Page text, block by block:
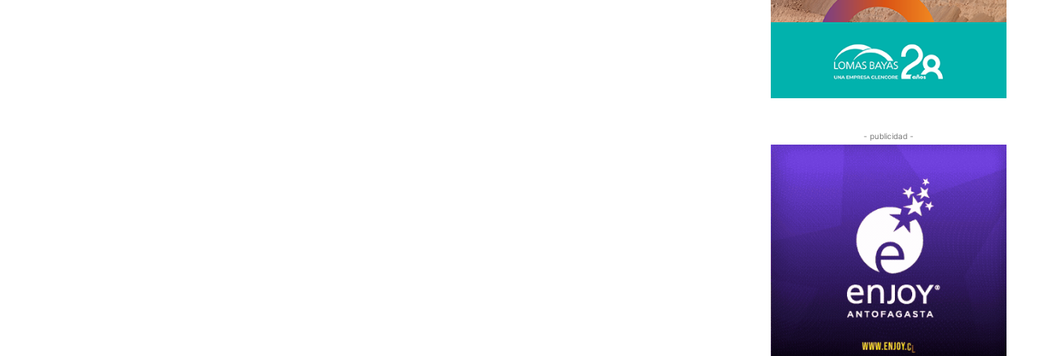
- publicidad -